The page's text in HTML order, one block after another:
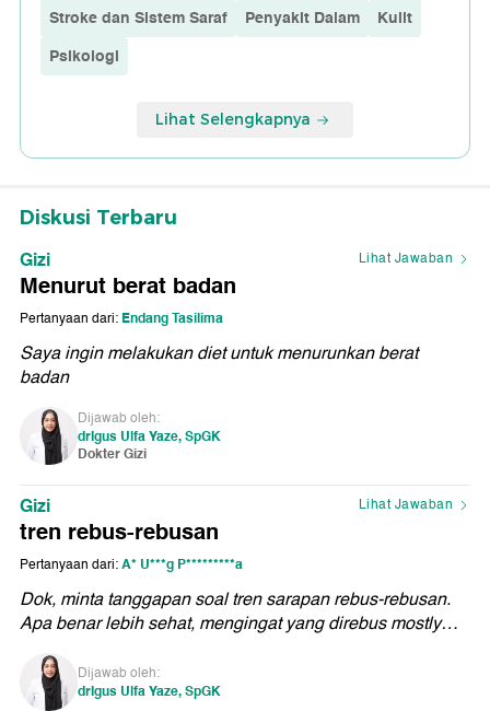
Stroke dan Sistem Saraf Penyakit Dalam
Kulit
Psikologi
Lihat Selengkapnya
Diskusi Terbaru
Gizi Lihat Jawaban
Menurut berat badan
Pertanyaan dari: Endang Tasilima
Saya ingin melakukan diet untuk menurunkan berat
badan
Dijawab oleh:
drIgus Ulfa Yaze, SpGK
Dokter Gizi
Gizi Lihat Jawaban
tren rebus-rebusan
Pertanyaan dari:A* U***g P*********a
Dok, minta tanggapan soal tren sarapan rebus-rebusan.
Apa benar lebih sehat, mengingat yang direbus mostly
nggak ya singkong. Apa bedanya dengan nasi uduk?
Terima kasih dok
Dijawab oleh:
drIgus Ulfa Yaze, SpGK